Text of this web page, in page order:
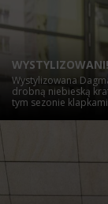
Wystylizowana
drobną niebieską
tym sezonie